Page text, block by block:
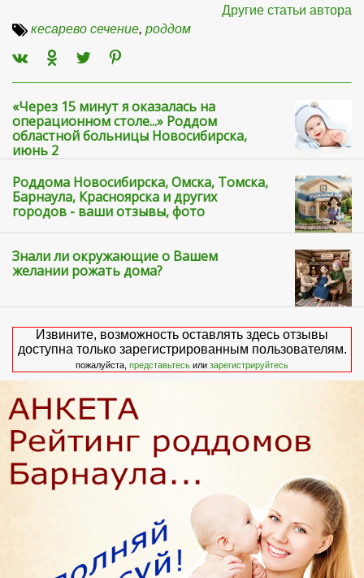
Другие статьи автора
кесарево сечение, роддом
«Через 15 минут я оказалась на
операционном столе...» Роддом
областной больницы Новосибирска,
июнь 2
Роддома Новосибирска, Омска, Томска,
Барнаула, Красноярска и других
городов - ваши отзывы, фото
Знали ли окружающие о Вашем
желании рожать дома?
Извините, возможность оставлять здесь отзывы
доступна только зарегистрированным пользователям.
пожалуйста, представьтесь или зарегистрируйтесь